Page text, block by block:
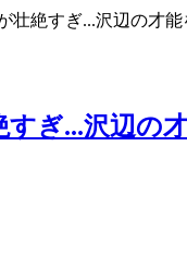
壮絶すぎ...沢辺の才能
ぎ...沢辺の